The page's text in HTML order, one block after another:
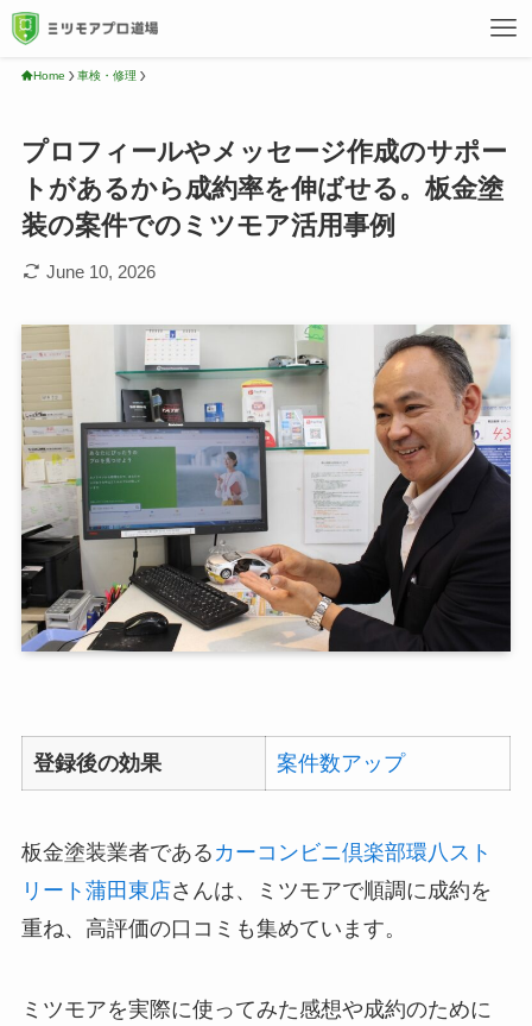
Home 車検・修理
プロフィールやメッセージ作成のサポー
トがあるから成約率を伸ばせる。板金塗
装の案件でのミツモア活用事例
June 10, 2026
登録後の効果 案件数アップ
板金塗装業者である カーコンビニ倶楽部環八スト
リート蒲田東店さんは、ミツモアで順調に成約を
重ね、高評価の口コミも集めています。
ミツモアを実際に使ってみた感想や成約のために